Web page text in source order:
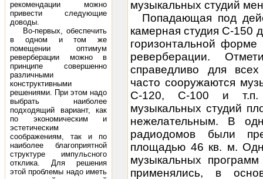
рекомендации можно
привести следующие
доводы.
Во-первых, обеспечить
в одном и том же
помещении оптимум
реверберации можно в
принципе совершенно
различными
конструктивными
решениями. При этом надо
выбрать наиболее
подходящий вариант, как
по экономическим и
эстетическим
соображениям, так и по
наиболее благоприятной
структуре импульсного
отклика. Для решения
этой проблемы надо иметь
музыкальных студий
Попадающая под
камерная студия С-150
горизонтальной форме
реверберации.
справедливо для
часто сооружаются
С-120, С-100 и т.п.
музыкальных студий
нежелательным. В
радиодомов были
площадью 46 кв. м.
музыкальных
применялись, в